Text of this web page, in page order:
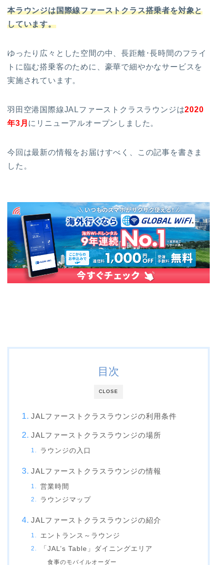
本ラウンジは国際線ファーストクラス搭乗者を対象と
しています。
ゆったり広々とした空間の中、長距離･長時間のフライ
トに臨む搭乗客のために、豪華で細やかなサービスを
実施されています。
羽田空港国際線JALファーストクラスラウンジは2020
年3月 にリニューアルオープンしました。
今回は最新の情報をお届けすべく、この記事を書きま
した。
CLOSE
目次
JALファーストクラスラウンジの利用条件
JALファーストクラスラウンジの場所
ラウンジの入口
JALファーストクラスラウンジの情報
営業時間
ラウンジマップ
JALファーストクラスラウンジの紹介
エントランス～ラウンジ
「JAL’s Table」ダイニングエリア
食事のモバイルオーダー